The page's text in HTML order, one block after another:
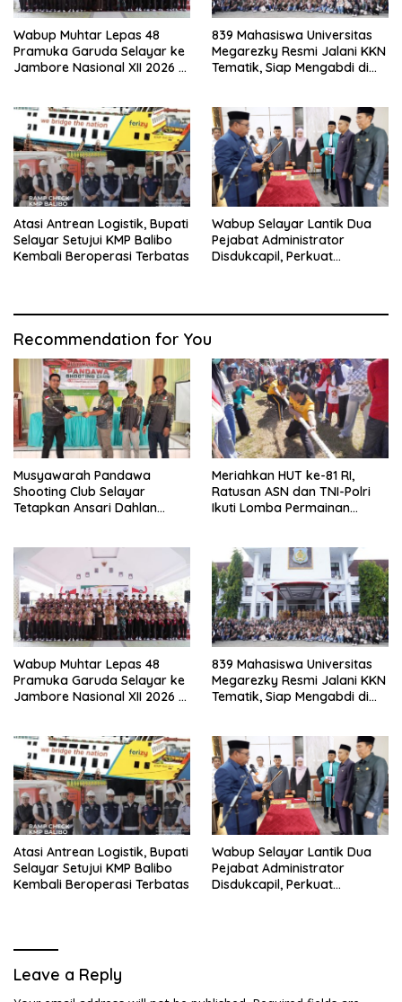
Wabup Muhtar Lepas 48
Pramuka Garuda Selayar ke
Jambore Nasional XII 2026 di
839 Mahasiswa Universitas
Megarezky Resmi Jalani KKN
Tematik, Siap Mengabdi di
Atasi Antrean Logistik, Bupati
Selayar Setujui KMP Balibo
Kembali Beroperasi Terbatas
Wabup Selayar Lantik Dua
Pejabat Administrator
Disdukcapil, Perkuat
Recommendation for You
Musyawarah Pandawa
Shooting Club Selayar
Tetapkan Ansari Dahlan
Meriahkan HUT ke-81 RI,
Ratusan ASN dan TNI-Polri
Ikuti Lomba Permainan
Wabup Muhtar Lepas 48
Pramuka Garuda Selayar ke
Jambore Nasional XII 2026 di
839 Mahasiswa Universitas
Megarezky Resmi Jalani KKN
Tematik, Siap Mengabdi di
Atasi Antrean Logistik, Bupati
Selayar Setujui KMP Balibo
Kembali Beroperasi Terbatas
Wabup Selayar Lantik Dua
Pejabat Administrator
Disdukcapil, Perkuat
Leave a Reply